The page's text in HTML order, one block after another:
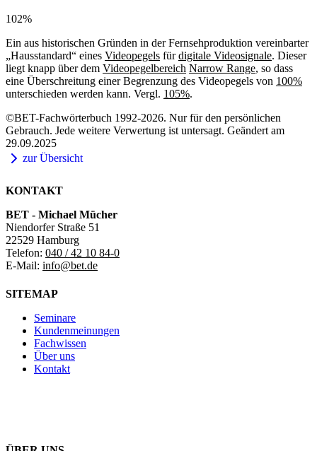
102%
Ein aus historischen Gründen in der Fernsehproduktion vereinbarter
„Hausstandard“ eines Videopegels fürdigitale Videosignale. Dieser
liegt knapp über dem Videopegelbereich Narrow Range, so dass
eine Überschreitung einer Begrenzung des Videopegels von 100%
unterschieden werden kann. Vergl. 105%.
©BET-Fachwörterbuch 1992-2026. Nur für den persönlichen
Gebrauch. Jede weitere Verwertung ist untersagt. Geändert am
29.09.2025
zur Übersicht
KONTAKT
BET - Michael Mücher
Niendorfer Straße 51
22529 Hamburg
Telefon: 040 / 42 10 84-0
E-Mail: info@bet.de
SITEMAP
Seminare
Kundenmeinungen
Fachwissen
Über uns
Kontakt